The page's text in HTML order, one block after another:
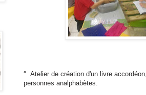
° Atelier de création d'un livre
personnes analphabètes.